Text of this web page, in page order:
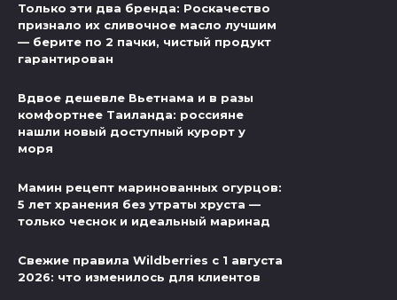
Только эти два бренда: Роскачество
признало их сливочное масло лучшим
— берите по 2 пачки, чистый продукт
гарантирован
Вдвое дешевле Вьетнама и в разы
комфортнее Таиланда: россияне
нашли новый доступный курорт у
моря
Мамин рецепт маринованных огурцов:
5 лет хранения без утраты хруста —
только чеснок и идеальный маринад
Свежие правила Wildberries с 1 августа
2026: что изменилось для клиентов